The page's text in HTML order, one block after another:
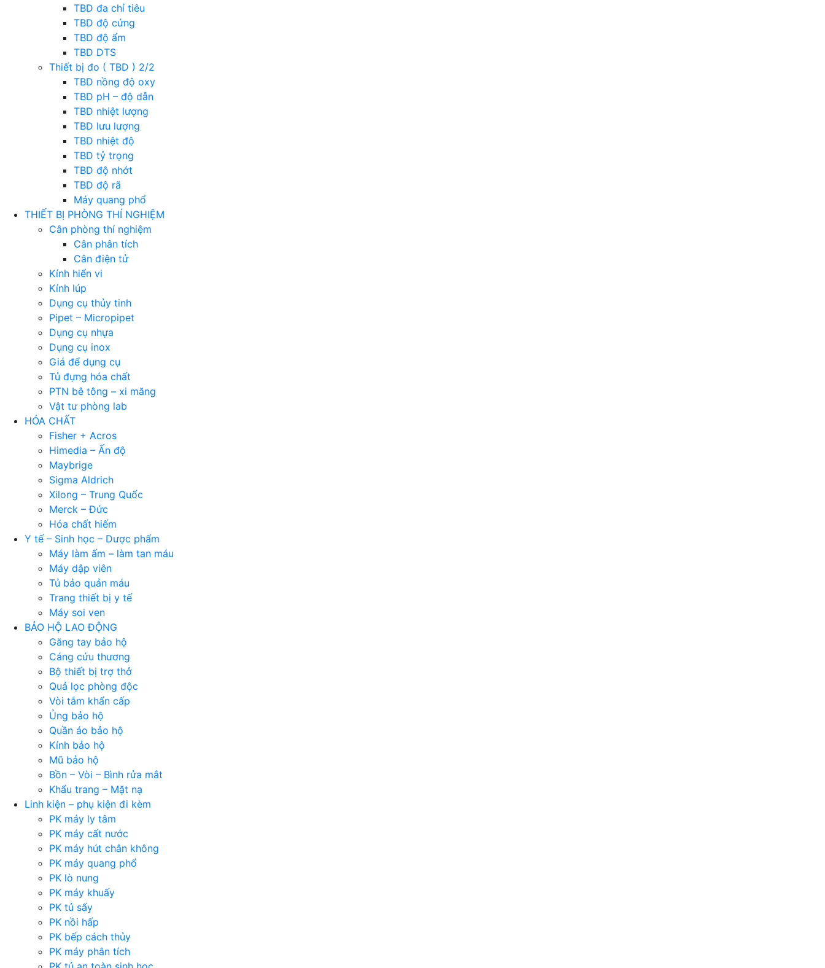
TBD đa chỉ tiêu
TBD độ cứng
TBD độ ẩm
TBD DTS
Thiết bị đo ( TBD ) 2/2
TBD nồng độ oxy
TBD pH – độ dẫn
TBD nhiệt lượng
TBD lưu lượng
TBD nhiệt độ
TBD tỷ trọng
TBD độ nhớt
TBD độ rã
Máy quang phổ
THIẾT BỊ PHÒNG THÍ NGHIỆM
Cân phòng thí nghiệm
Cân phân tích
Cân điện tử
Kính hiển vi
Kính lúp
Dụng cụ thủy tinh
Pipet – Micropipet
Dụng cụ nhựa
Dụng cụ inox
Giá để dụng cụ
Tủ đựng hóa chất
PTN bê tông – xi măng
Vật tư phòng lab
HÓA CHẤT
Fisher + Acros
Himedia – Ấn độ
Maybrige
Sigma Aldrich
Xilong – Trung Quốc
Merck – Đức
Hóa chất hiếm
Y tế – Sinh học – Dược phẩm
Máy làm ấm – làm tan máu
Máy dập viên
Tủ bảo quản máu
Trang thiết bị y tế
Máy soi ven
BẢO HỘ LAO ĐỘNG
Găng tay bảo hộ
Cáng cứu thương
Bộ thiết bị trợ thở
Quả lọc phòng độc
Vòi tắm khẩn cấp
Ủng bảo hộ
Quần áo bảo hộ
Kính bảo hộ
Mũ bảo hộ
Bồn – Vòi – Bình rửa mắt
Khẩu trang – Mặt nạ
Linh kiện – phụ kiện đi kèm
PK máy ly tâm
PK máy cất nước
PK máy hút chân không
PK máy quang phổ
PK lò nung
PK máy khuấy
PK tủ sấy
PK nồi hấp
PK bếp cách thủy
PK máy phân tích